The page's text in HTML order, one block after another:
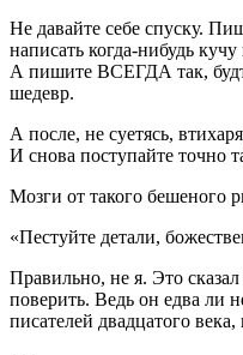
Не давайте себе спуску.
написать когда-нибудь
А пишите ВСЕГДА так,
шедевр.
А после, не суетясь,
И снова поступайте точно
Мозги от такого бешеного
«Пестуйте детали,
Правильно, не я. Это
поверить. Ведь он едва ли
писателей двадцатого